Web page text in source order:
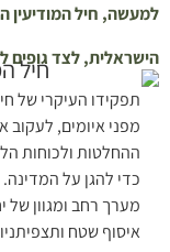
למעשה, חיל המודיעין
הישראלית, לצד גופים
תפקידו העיקרי של
מפני איומים, לעקוב
ההחלטות ולכוחות
כדי להגן על
מערך רחב ומגוון של
איסוף שטח